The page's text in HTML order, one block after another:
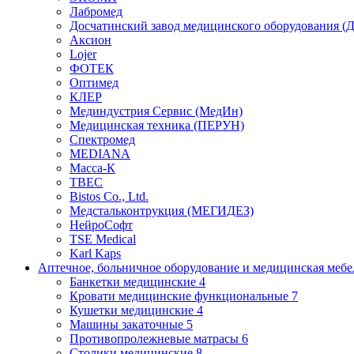
Лабромед
Досчатинский завод медицинского оборудования
Аксион
Lojer
ФОТЕК
Оптимед
КЛЕР
Мединдустрия Сервис (МедИн)
Медицинская техника (ПЕРУН)
Спектромед
MEDIANA
Масса-К
ТВЕС
Bistos Co., Ltd.
Медстальконтрукция (МЕГИДЕЗ)
НейроСофт
TSE Medical
Karl Kaps
Аптечное, больничное оборудование и медицинская
Банкетки медицинские 4
Кровати медицинские функциональные 7
Кушетки медицинские 4
Машины закаточные 5
Противопролежневые матрасы 6